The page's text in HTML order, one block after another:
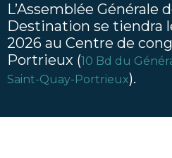
L’Assemblée Générale
Destination se tiendra
2026 au Centre de
Portrieux (10 Bd du
Saint-Quay-Portrieux).